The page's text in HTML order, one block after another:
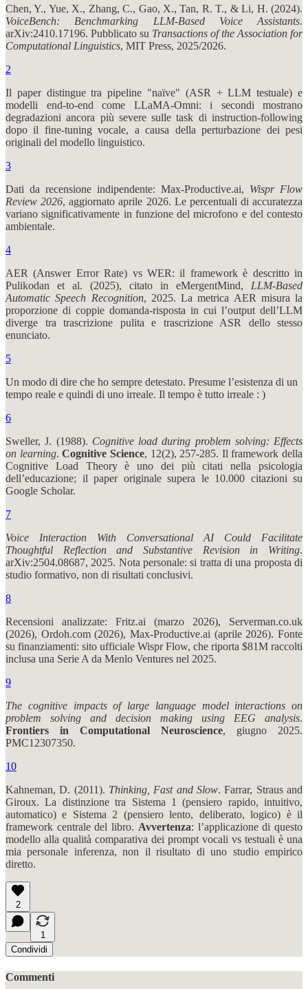
Chen, Y., Yue, X., Zhang, C., Gao, X., Tan, R. T., & Li, H. (2024).
VoiceBench: Benchmarking LLM-Based Voice Assistants.
arXiv:2410.17196. Pubblicato su Transactions of the Association for
Computational Linguistics, MIT Press, 2025/2026.
2
Il paper distingue tra pipeline "naïve" (ASR + LLM testuale) e
modelli end-to-end come LLaMA-Omni: i secondi mostrano
degradazioni ancora più severe sulle task di instruction-following
dopo il fine-tuning vocale, a causa della perturbazione dei pesi
originali del modello linguistico.
3
Dati da recensione indipendente: Max-Productive.ai, Wispr Flow
Review 2026, aggiornato aprile 2026. Le percentuali di accuratezza
variano significativamente in funzione del microfono e del contesto
ambientale.
4
AER (Answer Error Rate) vs WER: il framework è descritto in
Pulikodan et al. (2025), citato in eMergentMind, LLM-Based
Automatic Speech Recognition, 2025. La metrica AER misura la
proporzione di coppie domanda-risposta in cui l’output dell’LLM
diverge tra trascrizione pulita e trascrizione ASR dello stesso
enunciato.
5
Un modo di dire che ho sempre detestato. Presume l’esistenza di un
tempo reale e quindi di uno irreale. Il tempo è tutto irreale : )
6
Sweller, J. (1988). Cognitive load during problem solving: Effects
on learning.Cognitive Science, 12(2), 257-285. Il framework della
Cognitive Load Theory è uno dei più citati nella psicologia
dell’educazione; il paper originale supera le 10.000 citazioni su
Google Scholar.
7
Voice Interaction With Conversational AI Could Facilitate
Thoughtful Reflection and Substantive Revision in Writing.
arXiv:2504.08687, 2025. Nota personale: si tratta di una proposta di
studio formativo, non di risultati conclusivi.
8
Recensioni analizzate: Fritz.ai (marzo 2026), Serverman.co.uk
(2026), Ordoh.com (2026), Max-Productive.ai (aprile 2026). Fonte
su finanziamenti: sito ufficiale Wispr Flow, che riporta $81M raccolti
inclusa una Serie A da Menlo Ventures nel 2025.
9
The cognitive impacts of large language model interactions on
problem solving and decision making using EEG analysis.
Frontiers in Computational Neuroscience, giugno 2025.
PMC12307350.
10
Kahneman, D. (2011). Thinking, Fast and Slow. Farrar, Straus and
Giroux. La distinzione tra Sistema 1 (pensiero rapido, intuitivo,
automatico) e Sistema 2 (pensiero lento, deliberato, logico) è il
framework centrale del libro. Avvertenza: l’applicazione di questo
modello alla qualità comparativa dei prompt vocali vs testuali è una
mia personale inferenza, non il risultato di uno studio empirico
diretto.
2
1
Condividi
Commenti